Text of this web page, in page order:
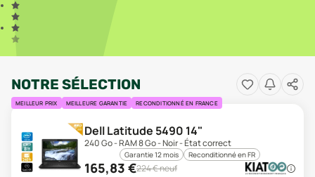
NOTRE SÉLECTION
MEILLEUR PRIX MEILLEURE GARANTIE RECONDITIONNÉ EN FRANCE
Dell Latitude 5490 14"
240 Go - RAM 8 Go - Noir - État correct
Garantie 12 mois Reconditionné en FR
165,83 €224€ neuf